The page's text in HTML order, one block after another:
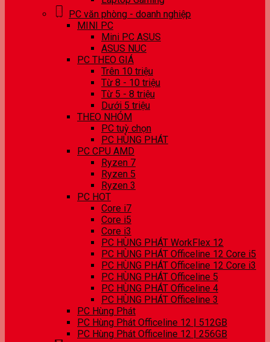
PC văn phòng - doanh nghiệp
MINI PC
Mini PC ASUS
ASUS NUC
PC THEO GIÁ
Trên 10 triệu
Từ 8 - 10 triệu
Từ 5 - 8 triệu
Dưới 5 triệu
THEO NHÓM
PC tuỳ chọn
PC HÙNG PHÁT
PC CPU AMD
Ryzen 7
Ryzen 5
Ryzen 3
PC HOT
Core i7
Core i5
Core i3
PC HÙNG PHÁT WorkFlex 12
PC HÙNG PHÁT Officeline 12 Core i5
PC HÙNG PHÁT Officeline 12 Core i3
PC HÙNG PHÁT Officeline 5
PC HÙNG PHÁT Officeline 4
PC HÙNG PHÁT Officeline 3
PC Hùng Phát
PC Hùng Phát Officeline 12 | 512GB
PC Hùng Phát Officeline 12 | 256GB